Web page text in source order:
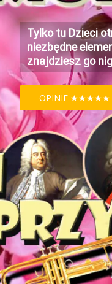
Tylko tu Dzieci
niezbędne
znajdziesz go
OPINIE ★★★★★